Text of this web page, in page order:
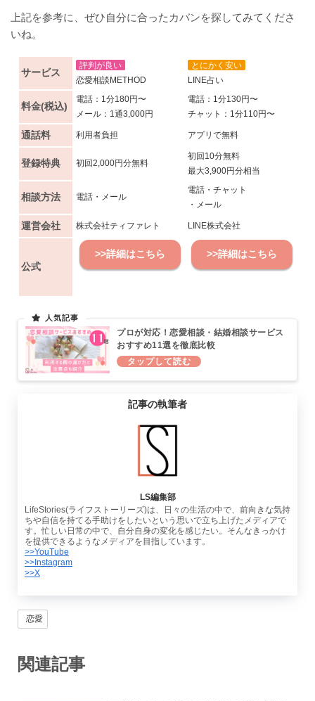
上記を参考に、ぜひ自分に合ったカバンを探してみてくださ
いね。
サービス
評判が良い
恋愛相談METHOD
とにかく安い
LINE占い
料金(税込)
電話：1分180円〜
メール：1通3,000円
電話：1分130円〜
チャット：1分110円〜
通話料 利用者負担 アプリで無料
登録特典 初回2,000円分無料
初回10分無料
最大3,900円分相当
相談方法 電話・メール
電話・チャット
・メール
運営会社 株式会社ティファレト LINE株式会社
公式
>>詳細はこちら >>詳細はこちら
プロが対応！恋愛相談・結婚相談サービス
おすすめ11選を徹底比較
記事の執筆者
LS編集部
LifeStories(ライフストーリーズ)は、日々の生活の中で、前向きな気持
ちや自信を持てる手助けをしたいという思いで立ち上げたメディアで
す。忙しい日常の中で、自分自身の変化を感じたい。そんなきっかけ
を提供できるようなメディアを目指しています。
>>YouTube
>>Instagram
>>X
恋愛
関連記事